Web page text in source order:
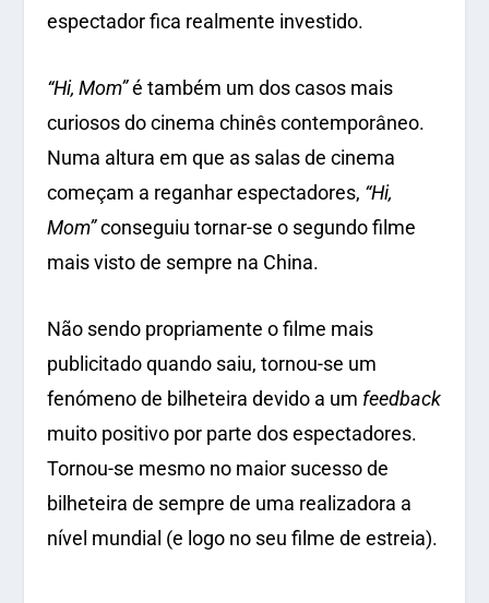
espectador fica realmente investido.
“Hi, Mom”é também um dos casos mais
curiosos do cinema chinês contemporâneo.
Numa altura em que as salas de cinema
começam a reganhar espectadores, “Hi,
Mom”conseguiu tornar-se o segundo filme
mais visto de sempre na China.
Não sendo propriamente o filme mais
publicitado quando saiu, tornou-se um
fenómeno de bilheteira devido a um feedback
muito positivo por parte dos espectadores.
Tornou-se mesmo no maior sucesso de
bilheteira de sempre de uma realizadora a
nível mundial (e logo no seu filme de estreia).